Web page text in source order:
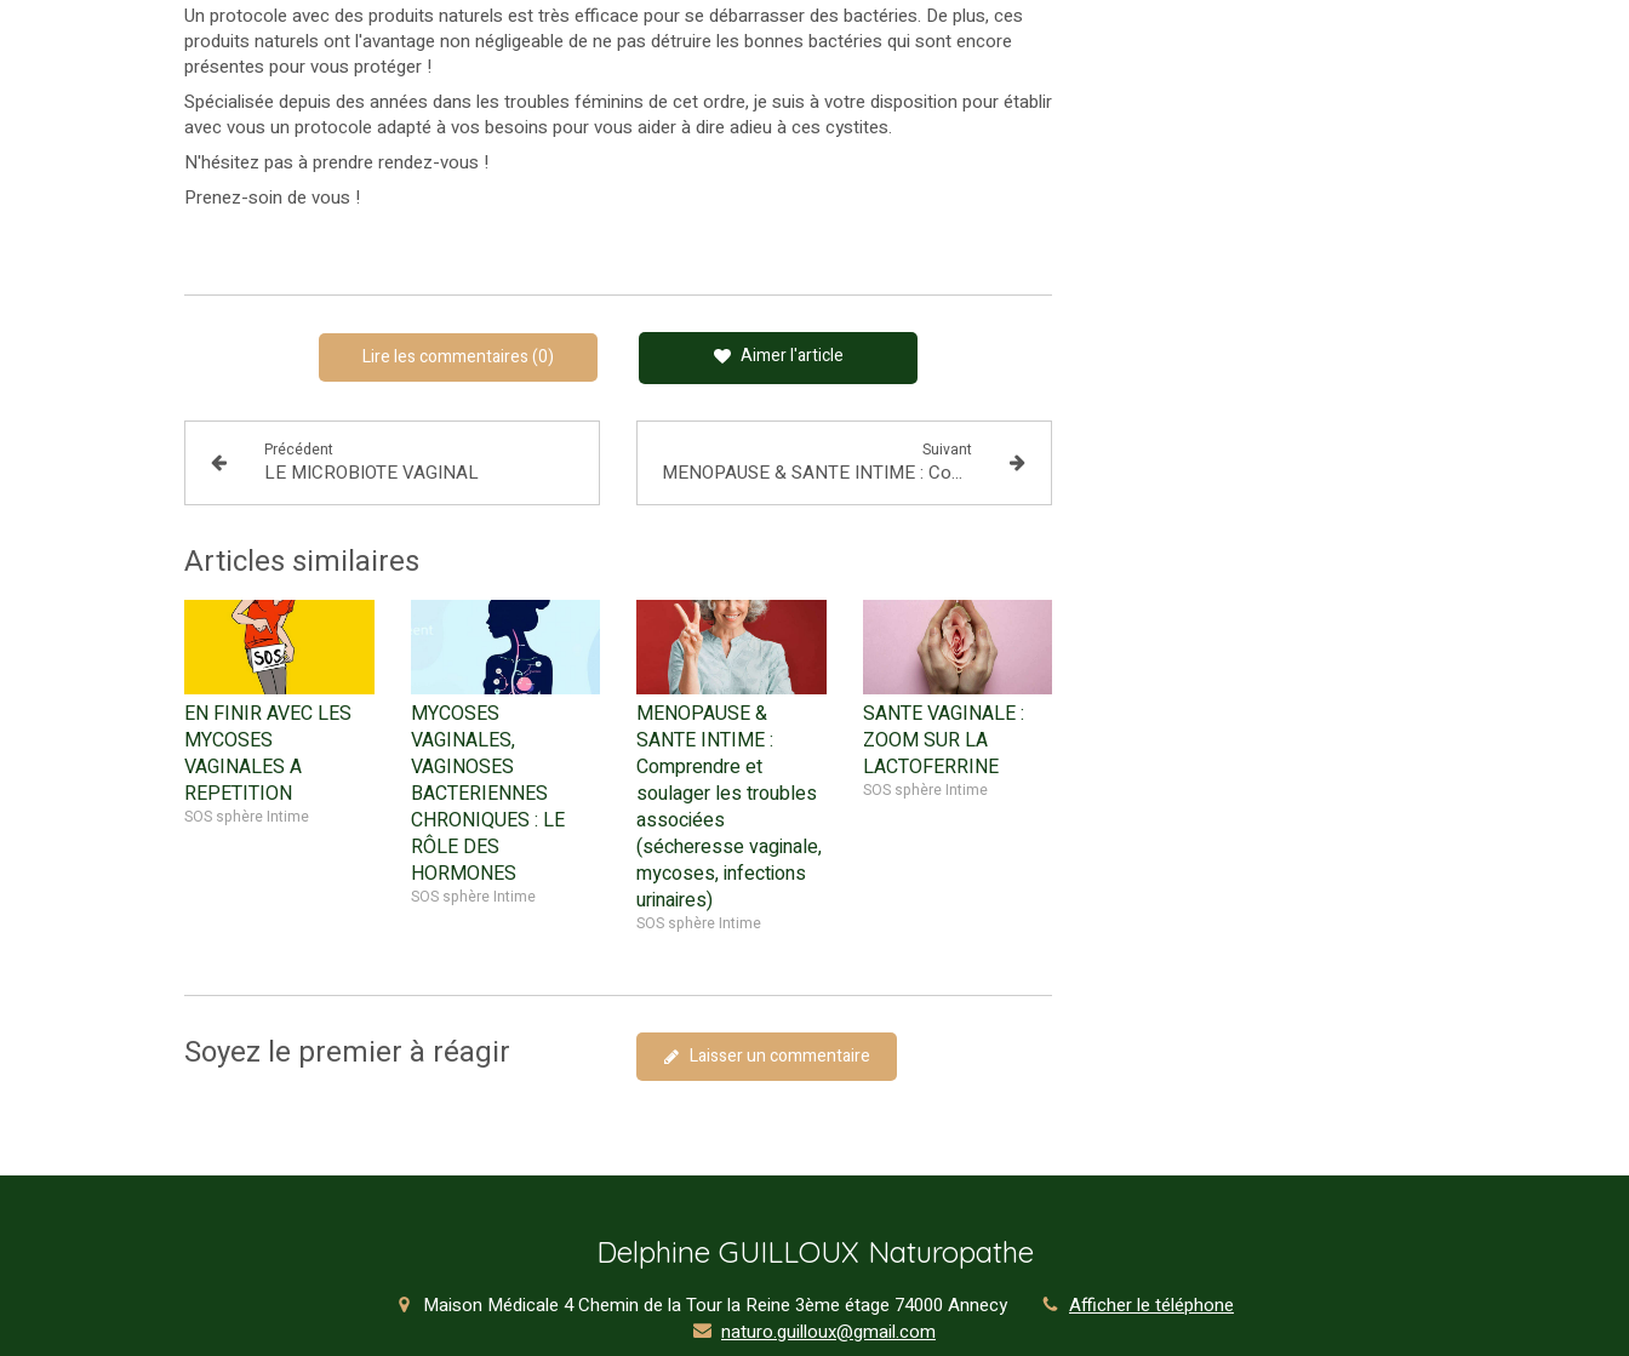
Un protocole avec des produits naturels est très efficace pour se débarrasser des bactéries. De plus, ces
produits naturels ont l'avantage non négligeable de ne pas détruire les bonnes bactéries qui sont encore
présentes pour vous protéger !
Spécialisée depuis des années dans les troubles féminins de cet ordre, je suis à votre disposition pour établir
avec vous un protocole adapté à vos besoins pour vous aider à dire adieu à ces cystites.
N'hésitez pas à prendre rendez-vous !
Prenez-soin de vous !
Lire les commentaires (0) Aimer l'article
Précédent
LE MICROBIOTE VAGINAL
Suivant
MENOPAUSE & SANTE INTIME : Comprendre et soulager les troubles associées (sécheresse vaginale, mycoses, infections urinaires)
Articles similaires
EN FINIR AVEC LES
MYCOSES
VAGINALES A
REPETITION
SOS sphère Intime
MYCOSES
VAGINALES,
VAGINOSES
BACTERIENNES
CHRONIQUES : LE
RÔLE DES
HORMONES
SOS sphère Intime
MENOPAUSE &
SANTE INTIME :
Comprendre et
soulager les troubles
associées
(sécheresse vaginale,
mycoses, infections
urinaires)
SOS sphère Intime
SANTE VAGINALE :
ZOOM SUR LA
LACTOFERRINE
SOS sphère Intime
Soyez le premier à réagir Laisser un commentaire
Delphine GUILLOUX Naturopathe
Maison Médicale 4 Chemin de la Tour la Reine 3ème étage 74000 Annecy
Afficher le téléphone
naturo.guilloux@gmail.com